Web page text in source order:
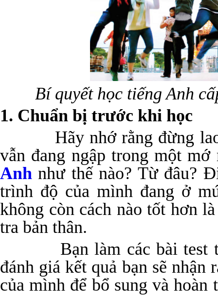
Bí quyết học tiếng Anh
1. Chuẩn bị trước khi học
Hãy nhớ rằng đừng lao
vẫn đang ngập trong một
Anh như thế nào? Từ đâu?
trình độ của mình đang ở
không còn cách nào tốt hơn
tra bản thân.
Bạn làm các bài test
đánh giá kết quả bạn sẽ nhận
của mình để bổ sung và